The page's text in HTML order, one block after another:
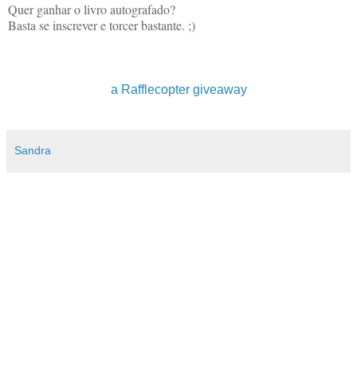
Quer ganhar o livro autografado?
Basta se inscrever e torcer bastante. ;)
a Rafflecopter giveaway
Sandra